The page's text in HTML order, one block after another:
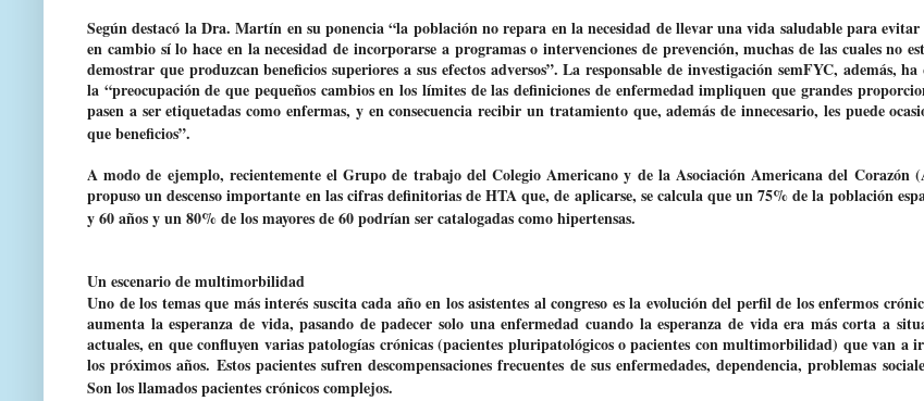
Según destacó la Dra. Martín en su ponencia “la población no repara en la necesidad de llevar una vida saludable para evitar
en cambio sí lo hace en la necesidad de incorporarse a programas o intervenciones de prevención, muchas de las cuales no
demostrar que produzcan beneficios superiores a sus efectos adversos”. La responsable de investigación semFYC, además,
la “preocupación de que pequeños cambios en los límites de las definiciones de enfermedad impliquen que grandes
pasen a ser etiquetadas como enfermas, y en consecuencia recibir un tratamiento que, además de innecesario, les puede
que beneficios”.
A modo de ejemplo, recientemente el Grupo de trabajo del Colegio Americano y de la Asociación Americana del Corazón
propuso un descenso importante en las cifras definitorias de HTA que, de aplicarse, se calcula que un 75% de la población
y 60 años y un 80% de los mayores de 60 podrían ser catalogadas como hipertensas.
Un escenario de multimorbilidad
Uno de los temas que más interés suscita cada año en los asistentes al congreso es la evolución del perfil de los enfermos
aumenta la esperanza de vida, pasando de padecer solo una enfermedad cuando la esperanza de vida era más corta a
actuales, en que confluyen varias patologías crónicas (pacientes pluripatológicos o pacientes con multimorbilidad) que van a
los próximos años. Estos pacientes sufren descompensaciones frecuentes de sus enfermedades, dependencia, problemas
Son los llamados pacientes crónicos complejos.